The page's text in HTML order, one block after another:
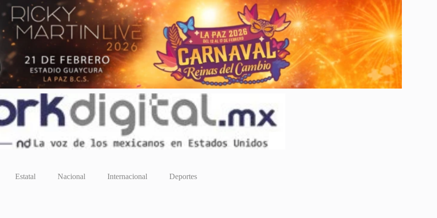
Estatal Nacional Internacional Deportes